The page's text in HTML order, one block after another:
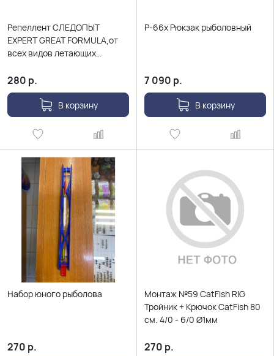
Репеллент СЛЕДОПЫТ
EXPERT GREAT FORMULA,от
всех видов летающих
клещей,аэрозоль, 150 мл
280 р.
В корзину
Р-66х Рюкзак рыболовный
7 090 р.
В корзину
Набор юного рыболова
270 р.
Монтаж №59 CatFish RIG
Тройник + Крючок CatFish 80
см. 4/0 - 6/0 Ø1мм
270 р.